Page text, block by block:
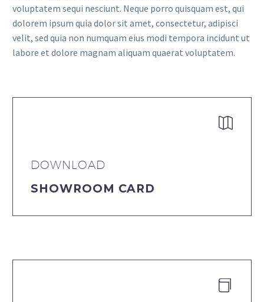
voluptatem sequi nesciunt. Neque porro quisquam est, qui
dolorem ipsum quia dolor sit amet, consectetur, adipisci
velit, sed quia non numquam eius modi tempora incidunt ut
labore et dolore magnam aliquam quaerat voluptatem.


DOWNLOAD
SHOWROOM CARD

